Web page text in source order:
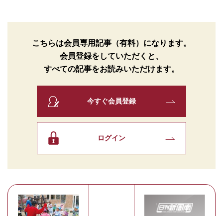
こちらは会員専用記事（有料）になります。
会員登録をしていただくと、
すべての記事をお読みいただけます。
今すぐ会員登録
ログイン